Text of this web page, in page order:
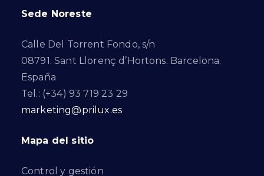
Sede Noreste
Calle Del Torrent Fondo, s/n
08791. Sant Llorenç d’Hortons. Barcelona.
España
Tel.: (+34) 93 719 23 29
marketing@prilux.es
Mapa del sitio
Control y gestión